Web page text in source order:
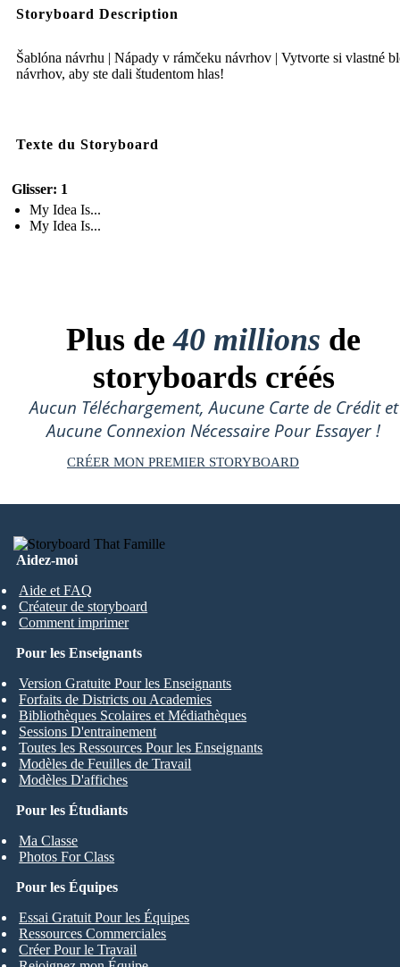
Storyboard Description
Šablóna návrhu | Nápady v rámčeku návrhov | Vytvorte si vlastné
návrhov, aby ste dali študentom hlas!
Texte du Storyboard
Glisser: 1
My Idea Is...
My Idea Is...
Plus de40 millions de
storyboards créés
Aucun Téléchargement, Aucune Carte de Crédit et
Aucune Connexion Nécessaire Pour Essayer !
CRÉER MON PREMIER STORYBOARD
Aidez-moi
Aide et FAQ
Créateur de storyboard
Comment imprimer
Pour les Étudiants
Ma Classe
Photos For Class
Pour les Enseignants
Version Gratuite Pour les Enseignants
Forfaits de Districts ou Academies
Bibliothèques Scolaires et Médiathèques
Sessions D'entrainement
Toutes les Ressources Pour les Enseignants
Modèles de Feuilles de Travail
Modèles D'affiches
Pour les Équipes
Essai Gratuit Pour les Équipes
Ressources Commerciales
Créer Pour le Travail